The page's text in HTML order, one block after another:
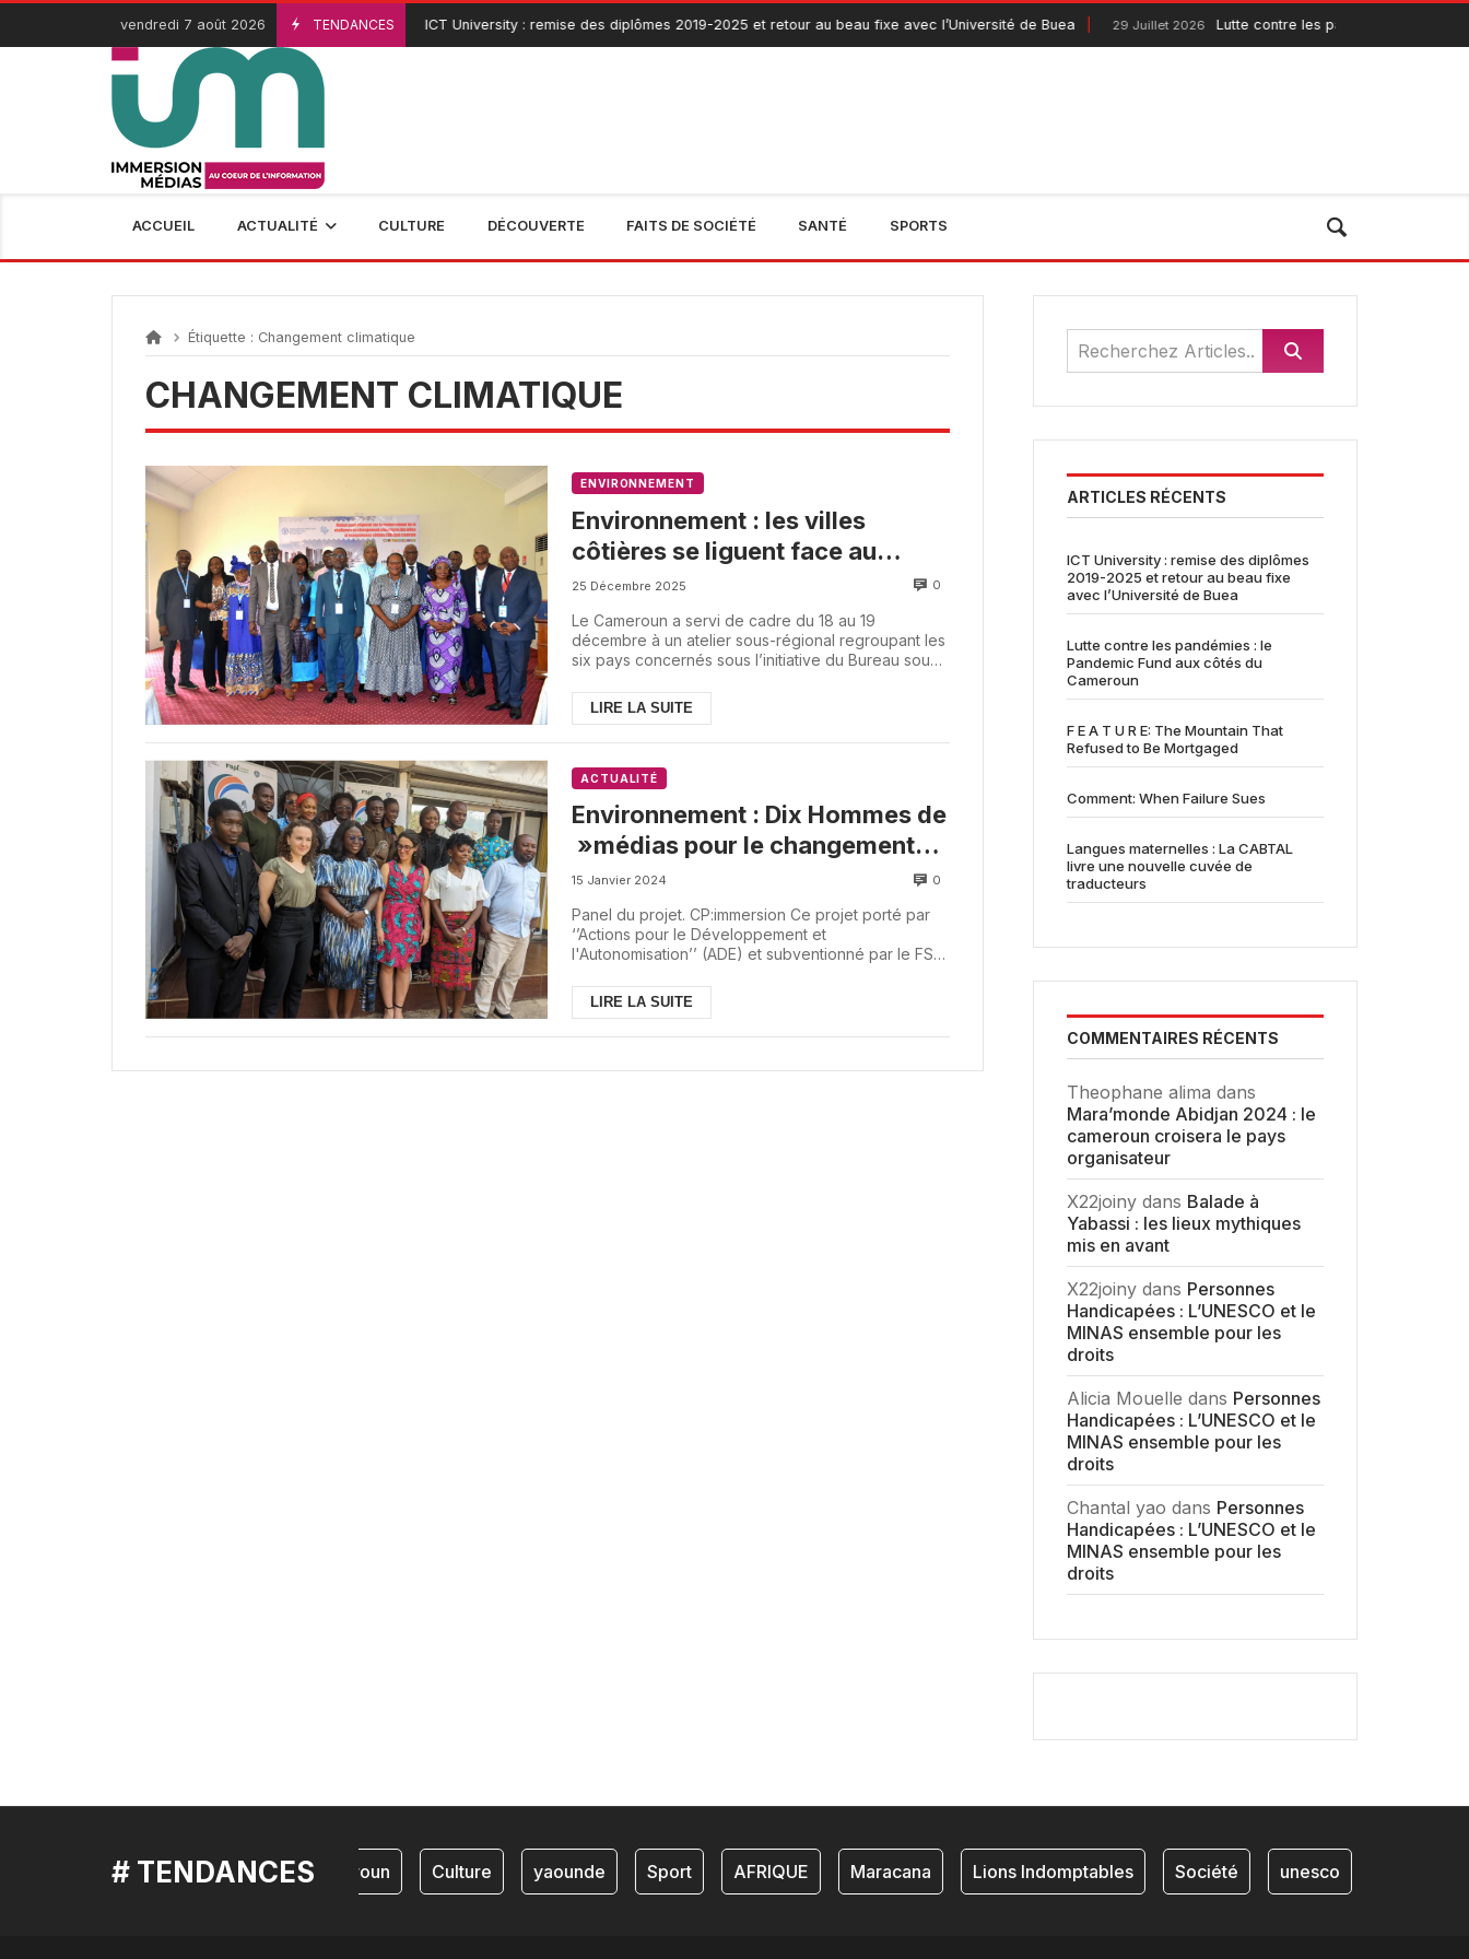
Passer
contenu
vendredi 7 août 2026 TENDANCES
3 Août 2026 ICT University : remise des diplômes 2019-2025 et retour au beau fixe avec l’Université de Buea 29 Juillet 2026 Lutte contre les pandémies : le
ACCUEIL ACTUALITÉ CULTURE DÉCOUVERTE FAITS DE SOCIÉTÉ SANTÉ SPORTS
Étiquette : Changement climatique
CHANGEMENT CLIMATIQUE
ENVIRONNEMENT
Environnement : les villes
côtières se liguent face au
changement climatique
25 Décembre 2025 0
Le Cameroun a servi de cadre du 18 au 19
décembre à un atelier sous-régional regroupant les
six pays concernés sous l’initiative du Bureau sous-
LIRE LA SUITE
ACTUALITÉ
Environnement : Dix Hommes de
»médias pour le changement
climatique »
15 Janvier 2024 0
Panel du projet. CP:immersion Ce projet porté par
‘’Actions pour le Développement et
l'Autonomisation’’ (ADE) et subventionné par le FSPI
LIRE LA SUITE
ARTICLES RÉCENTS
ICT University : remise des diplômes
2019-2025 et retour au beau fixe
avec l’Université de Buea
Lutte contre les pandémies : le
Pandemic Fund aux côtés du
Cameroun
F E A T U R E: The Mountain That
Refused to Be Mortgaged
Comment: When Failure Sues
Langues maternelles : La CABTAL
livre une nouvelle cuvée de
traducteurs
COMMENTAIRES RÉCENTS
Theophane alima dans
Mara’monde Abidjan 2024 : le
cameroun croisera le pays
organisateur
X22joiny dans Balade à
Yabassi : les lieux mythiques
mis en avant
X22joiny dans Personnes
Handicapées : L’UNESCO et le
MINAS ensemble pour les
droits
Alicia Mouelle dans Personnes
Handicapées : L’UNESCO et le
MINAS ensemble pour les
droits
Chantal yao dans Personnes
Handicapées : L’UNESCO et le
MINAS ensemble pour les
droits
# TENDANCEScameroun Culture yaounde Sport AFRIQUE Maracana Lions Indomptables Société unesco